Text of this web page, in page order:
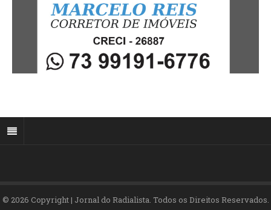
© 2026 Copyright | Jornal do Radialista. Todos os Direitos Reservados.